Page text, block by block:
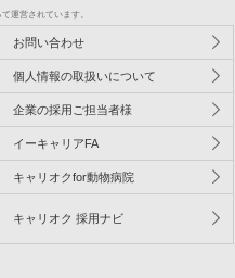
運営されています。
お問い合わせ
個人情報の取扱いについて
企業の採用ご担当者様
イーキャリアFA
キャリオクfor動物病院
キャリオク 採用ナビ